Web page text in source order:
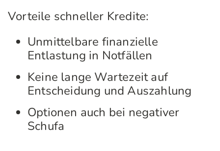
Vorteile schneller Kredite:
Unmittelbare finanzielle
Entlastung in Notfällen
Keine lange Wartezeit auf
Entscheidung und Auszahlung
Optionen auch bei negativer
Schufa